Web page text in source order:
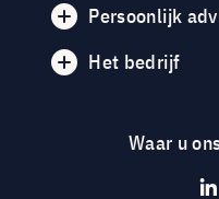
Persoonlijk
Het bedrijf
Waar u